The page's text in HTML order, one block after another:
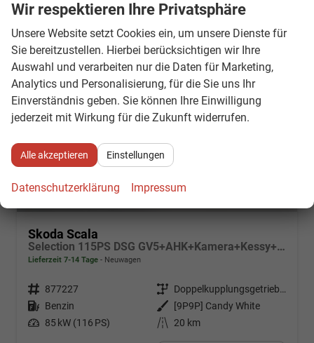
Skoda Scala
Selection 115PS DSG GV5+AHK+Kamera+Kessy+PDC+Sitzheiz+Alu16+Climatronic
Lieferzeit 7-14 Tage Neuwagen
Fahrzeugnr. 877227 Getriebe
Doppelkupplungsgetriebe (DSG)
Kraftstoff Benzin Außenfarbe
[9P9P] Candy White
Leistung 85 kW (116 PS) Kilometerstand 20 km
Wir respektieren Ihre Privatsphäre
Unsere Website setzt Cookies ein, um unsere Dienste für
Sie bereitzustellen. Hierbei berücksichtigen wir Ihre
Auswahl und verarbeiten nur die Daten für Marketing,
Analytics und Personalisierung, für die Sie uns Ihr
Einverständnis geben. Sie können Ihre Einwilligung
jederzeit mit Wirkung für die Zukunft widerrufen.
Alle akzeptieren Einstellungen
Datenschutzerklärung Impressum